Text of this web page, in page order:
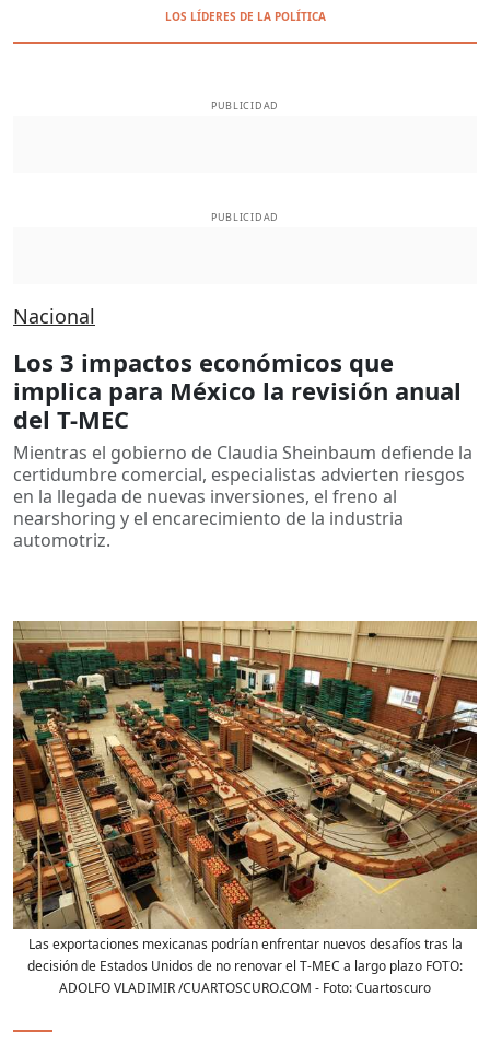
LOS LÍDERES DE LA POLÍTICA
PUBLICIDAD
PUBLICIDAD
Nacional
Los 3 impactos económicos que
implica para México la revisión anual
del T-MEC
Mientras el gobierno de Claudia Sheinbaum defiende la
certidumbre comercial, especialistas advierten riesgos
en la llegada de nuevas inversiones, el freno al
nearshoring y el encarecimiento de la industria
automotriz.
Las exportaciones mexicanas podrían enfrentar nuevos desafíos tras la
decisión de Estados Unidos de no renovar el T-MEC a largo plazo FOTO:
ADOLFO VLADIMIR /CUARTOSCURO.COM - Foto:Cuartoscuro